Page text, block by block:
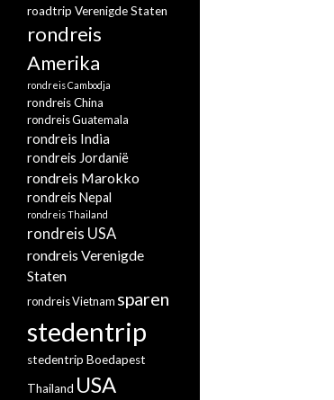
roadtrip Verenigde Staten
rondreis
Amerika
rondreis Cambodja
rondreis China
rondreis Guatemala
rondreis India
rondreis Jordanië
rondreis Marokko
rondreis Nepal
rondreis Thailand
rondreis USA
rondreis Verenigde
Staten
rondreis Vietnam sparen
stedentrip
stedentrip Boedapest
Thailand USA